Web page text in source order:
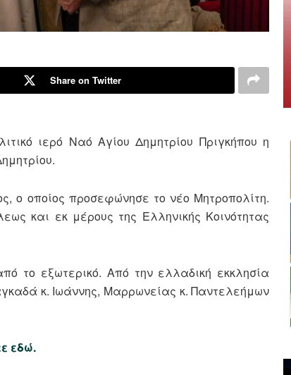
Share on Twitter
ιερό Ναό Αγίου Δημητρίου Πριγκήπου η
ο οποίος προσεφώνησε το νέο Μητροπολίτη.
και εκ μέρους της Ελληνικής Κοινότητας
το εξωτερικό. Από την ελλαδική εκκλησία
κ. Ιωάννης, Μαρρωνείας κ. Παντελεήμων
εδώ.